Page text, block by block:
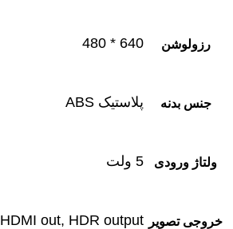
رزولوشن 640 * 480
جنس بدنه پلاستیک ABS
ولتاژ ورودی 5 ولت
خروجی تصویر HDMI out, HDR output